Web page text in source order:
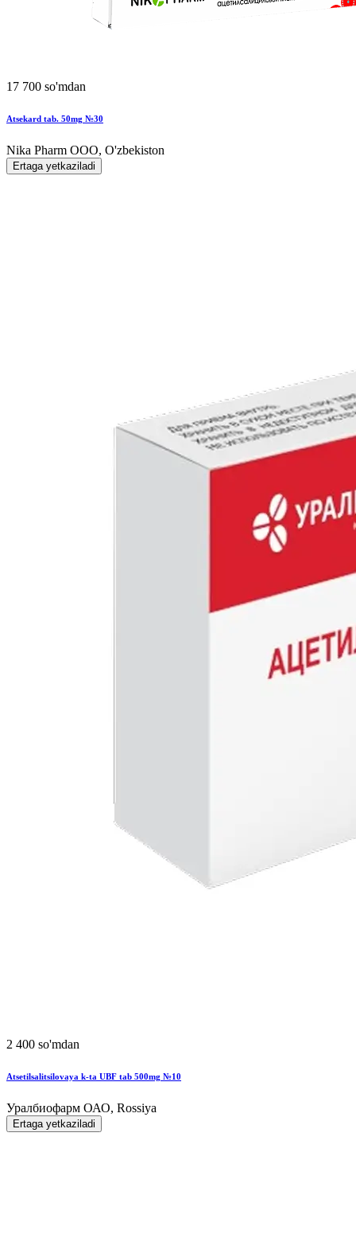
17 700 so'mdan
Atsekard tab. 50mg №30
Nika Pharm ООО, O'zbekiston
Ertaga yetkaziladi
2 400 so'mdan
Atsetilsalitsilovaya k-ta UBF tab 500mg №10
Уралбиофарм ОАО, Rossiya
Ertaga yetkaziladi